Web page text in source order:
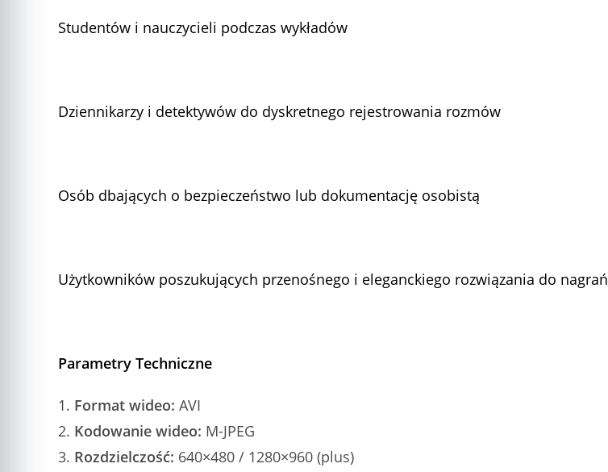
Studentów i nauczycieli podczas wykładów
Dziennikarzy i detektywów do dyskretnego rejestrowania rozmów
Osób dbających o bezpieczeństwo lub dokumentację osobistą
Użytkowników poszukujących przenośnego i eleganckiego rozwiązania do nagrań
Parametry Techniczne
Format wideo: AVI
Kodowanie wideo: M-JPEG
Rozdzielczość: 640×480 / 1280×960 (plus)